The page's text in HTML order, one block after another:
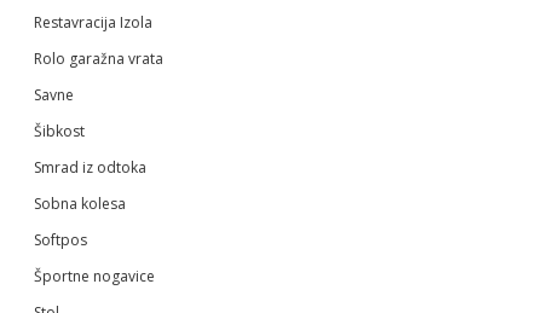
Restavracija Izola
Rolo garažna vrata
Savne
Šibkost
Smrad iz odtoka
Sobna kolesa
Softpos
Športne nogavice